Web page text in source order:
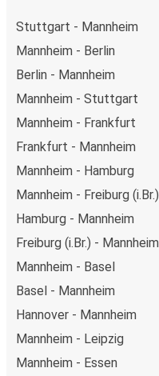
Stuttgart - Mannheim
Mannheim - Berlin
Berlin - Mannheim
Mannheim - Stuttgart
Mannheim - Frankfurt
Frankfurt - Mannheim
Mannheim - Hamburg
Mannheim - Freiburg (i.Br.)
Hamburg - Mannheim
Freiburg (i.Br.) - Mannheim
Mannheim - Basel
Basel - Mannheim
Hannover - Mannheim
Mannheim - Leipzig
Mannheim - Essen